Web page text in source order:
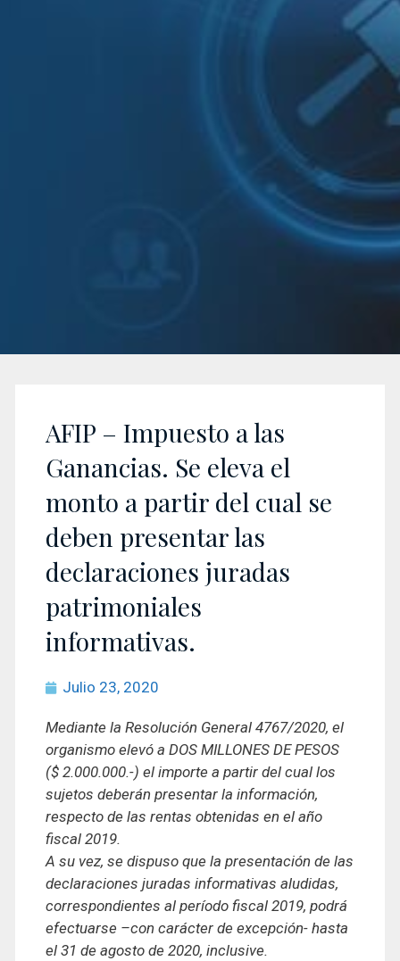
AFIP – Impuesto a las
Ganancias. Se eleva el
monto a partir del cual se
deben presentar las
declaraciones juradas
patrimoniales
informativas.
Julio 23, 2020
Mediante la Resolución General 4767/2020, el
organismo elevó a DOS MILLONES DE PESOS
($ 2.000.000.-) el importe a partir del cual los
sujetos deberán presentar la información,
respecto de las rentas obtenidas en el año
fiscal 2019.
A su vez, se dispuso que la presentación de las
declaraciones juradas informativas aludidas,
correspondientes al período fiscal 2019, podrá
efectuarse –con carácter de excepción- hasta
el 31 de agosto de 2020, inclusive.